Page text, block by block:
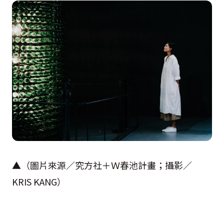
▲（圖片來源／究方社＋Ｗ春池計畫；攝影／
KRIS KANG）